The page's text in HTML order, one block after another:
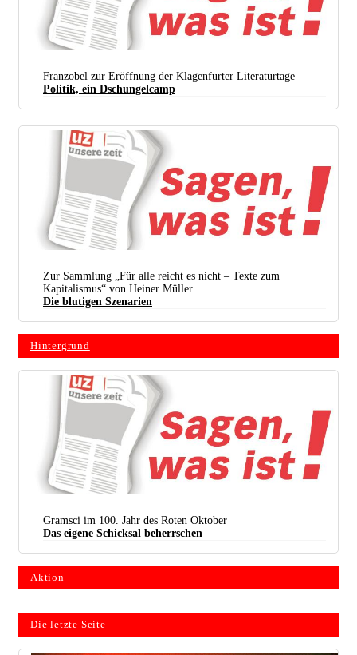
Franzobel zur Eröffnung der Klagenfurter Literaturtage
Politik, ein Dschungelcamp
Zur Sammlung „Für alle reicht es nicht – Texte zum
Kapitalismus“ von Heiner Müller
Die blutigen Szenarien
Hintergrund
Gramsci im 100. Jahr des Roten Oktober
Das eigene Schicksal beherrschen
Aktion
Die letzte Seite